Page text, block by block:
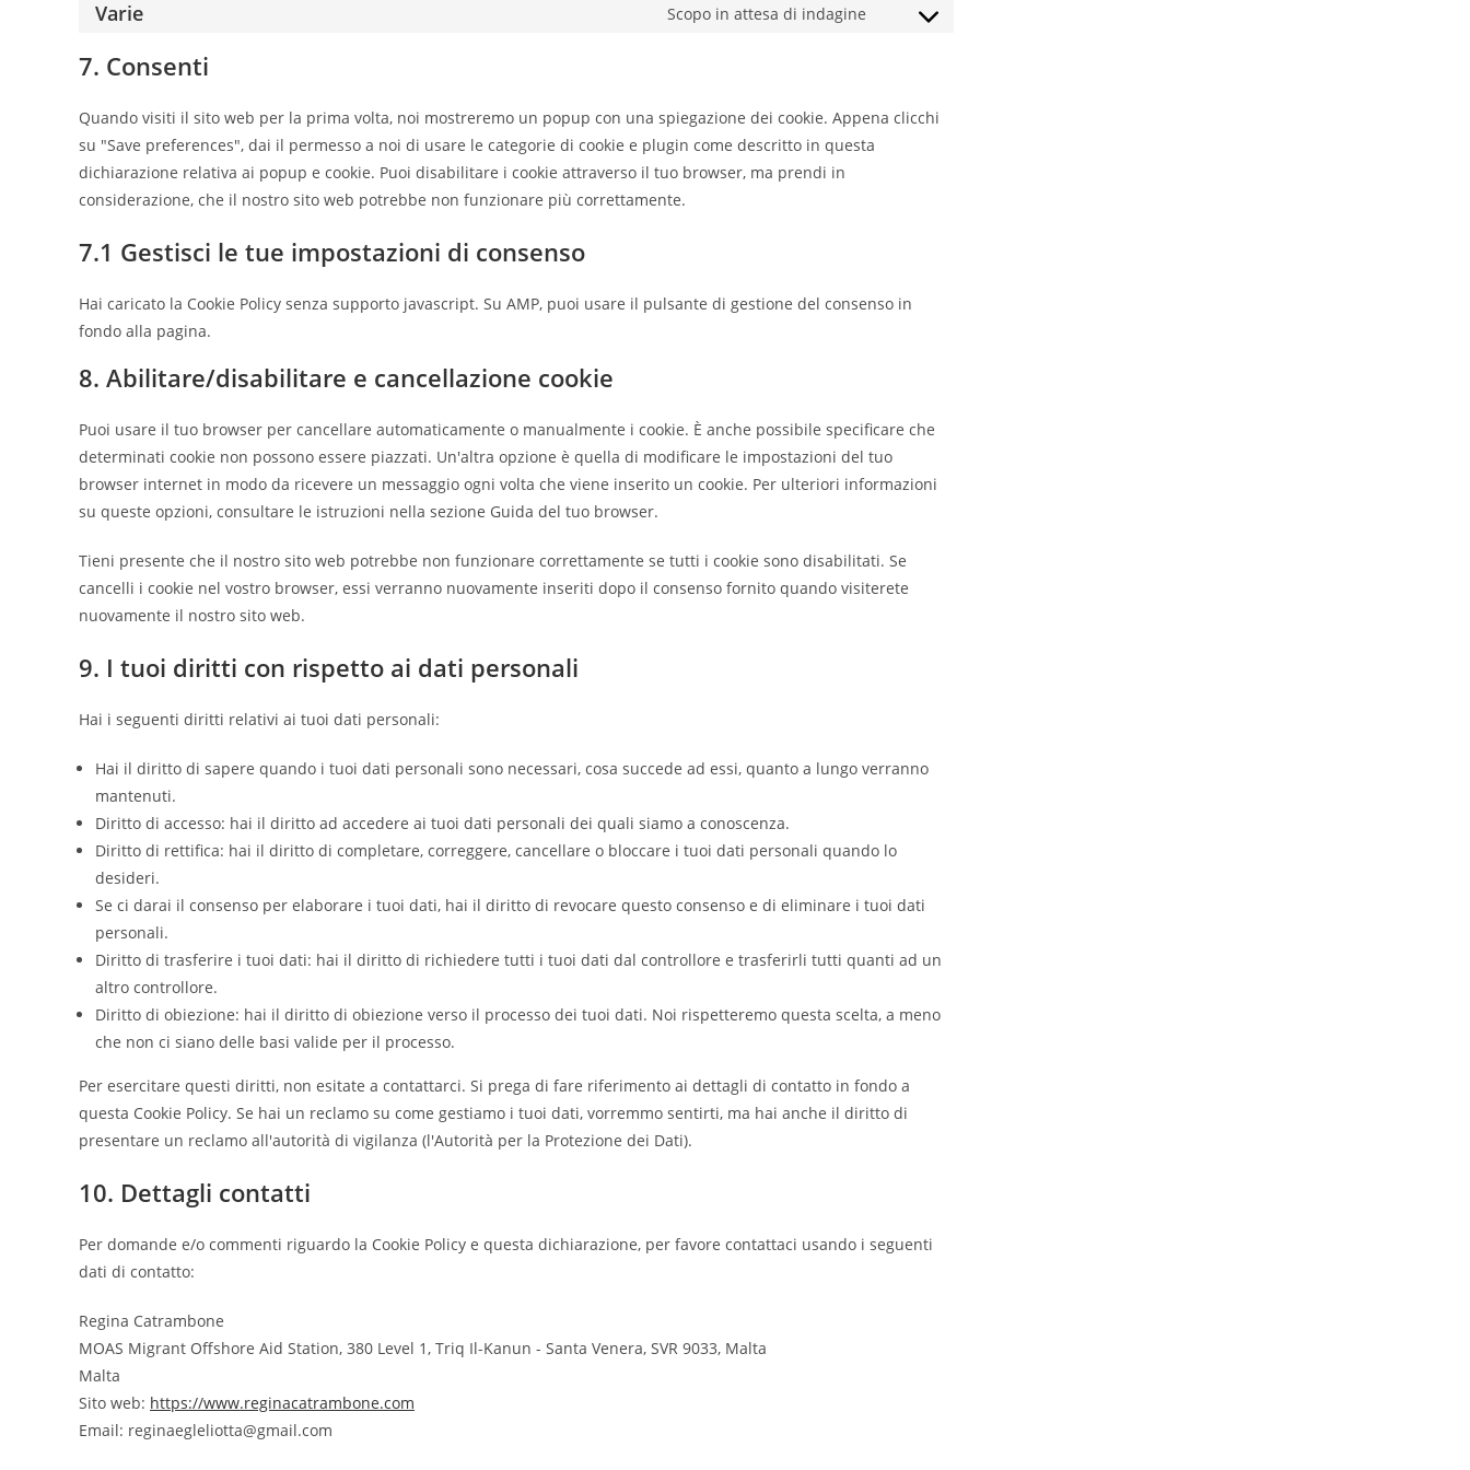
linkedin
Varie Scopo in attesa di indagine
Consent
varie
7. Consenti
Quando visiti il sito web per la prima volta, noi mostreremo un popup con una spiegazione dei cookie. Appena clicchi
su "Save preferences", dai il permesso a noi di usare le categorie di cookie e plugin come descritto in questa
dichiarazione relativa ai popup e cookie. Puoi disabilitare i cookie attraverso il tuo browser, ma prendi in
considerazione, che il nostro sito web potrebbe non funzionare più correttamente.
7.1 Gestisci le tue impostazioni di consenso
Hai caricato la Cookie Policy senza supporto javascript. Su AMP, puoi usare il pulsante di gestione del consenso in
fondo alla pagina.
8. Abilitare/disabilitare e cancellazione cookie
Puoi usare il tuo browser per cancellare automaticamente o manualmente i cookie. È anche possibile specificare che
determinati cookie non possono essere piazzati. Un'altra opzione è quella di modificare le impostazioni del tuo
browser internet in modo da ricevere un messaggio ogni volta che viene inserito un cookie. Per ulteriori informazioni
su queste opzioni, consultare le istruzioni nella sezione Guida del tuo browser.
Tieni presente che il nostro sito web potrebbe non funzionare correttamente se tutti i cookie sono disabilitati. Se
cancelli i cookie nel vostro browser, essi verranno nuovamente inseriti dopo il consenso fornito quando visiterete
nuovamente il nostro sito web.
9. I tuoi diritti con rispetto ai dati personali
Hai i seguenti diritti relativi ai tuoi dati personali:
Hai il diritto di sapere quando i tuoi dati personali sono necessari, cosa succede ad essi, quanto a lungo verranno
mantenuti.
Diritto di accesso: hai il diritto ad accedere ai tuoi dati personali dei quali siamo a conoscenza.
Diritto di rettifica: hai il diritto di completare, correggere, cancellare o bloccare i tuoi dati personali quando lo
desideri.
Se ci darai il consenso per elaborare i tuoi dati, hai il diritto di revocare questo consenso e di eliminare i tuoi dati
personali.
Diritto di trasferire i tuoi dati: hai il diritto di richiedere tutti i tuoi dati dal controllore e trasferirli tutti quanti ad un
altro controllore.
Diritto di obiezione: hai il diritto di obiezione verso il processo dei tuoi dati. Noi rispetteremo questa scelta, a meno
che non ci siano delle basi valide per il processo.
Per esercitare questi diritti, non esitate a contattarci. Si prega di fare riferimento ai dettagli di contatto in fondo a
questa Cookie Policy. Se hai un reclamo su come gestiamo i tuoi dati, vorremmo sentirti, ma hai anche il diritto di
presentare un reclamo all'autorità di vigilanza (l'Autorità per la Protezione dei Dati).
10. Dettagli contatti
Per domande e/o commenti riguardo la Cookie Policy e questa dichiarazione, per favore contattaci usando i seguenti
dati di contatto:
Regina Catrambone
MOAS Migrant Offshore Aid Station, 380 Level 1, Triq Il-Kanun - Santa Venera, SVR 9033, Malta
Malta
Sito web: https://www.reginacatrambone.com
Email: reginaegleliotta@gmail.com